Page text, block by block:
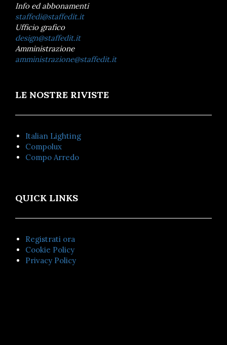
Info ed abbonamenti
staffedi@staffedit.it
Ufficio grafico
design@staffedit.it
Amministrazione
amministrazione@staffedit.it
LE NOSTRE RIVISTE
Italian Lighting
Compolux
Compo Arredo
QUICK LINKS
Registrati ora
Cookie Policy
Privacy Policy